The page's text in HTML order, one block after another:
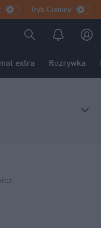
Tryb Ciemny
extra Rozrywka